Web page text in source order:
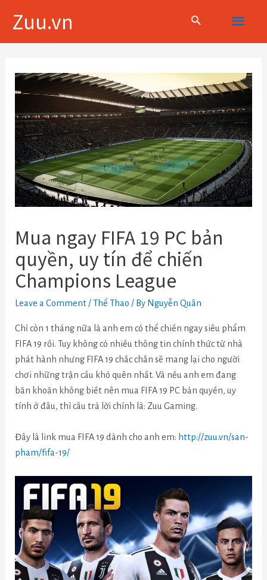
Zuu.vn
Main
Menu
Mua ngay FIFA 19 PC bản
quyền, uy tín để chiến
Champions League
Leave a Comment /Thể Thao / By Nguyễn Quân
Chỉ còn 1 tháng nữa là anh em có thể chiến ngay siêu phẩm
FIFA 19 rồi. Tuy không có nhiều thông tin chính thức từ nhà
phát hành nhưng FIFA 19 chắc chắn sẽ mang lại cho người
chơi những trận cầu khó quên nhất. Và nếu anh em đang
băn khoăn không biết nên mua FIFA 19 PC bản quyền, uy
tính ở đâu, thì câu trả lời chính là: Zuu Gaming.
Đây là link mua FIFA 19 dành cho anh em: http://zuu.vn/san-
pham/fifa-19/
bài
viết